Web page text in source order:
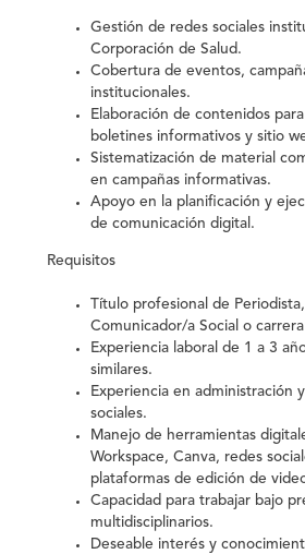
Gestión de redes sociales
Corporación de Salud.
Cobertura de eventos,
institucionales.
Elaboración de contenidos
boletines informativos y sitio
Sistematización de material
en campañas informativas.
Apoyo en la planificación y
de comunicación digital.
Requisitos
Título profesional de
Comunicador/a Social o
Experiencia laboral de 1 a 3
similares.
Experiencia en administración
sociales.
Manejo de herramientas
Workspace, Canva, redes
plataformas de edición de
Capacidad para trabajar bajo
multidisciplinarios.
Deseable interés y